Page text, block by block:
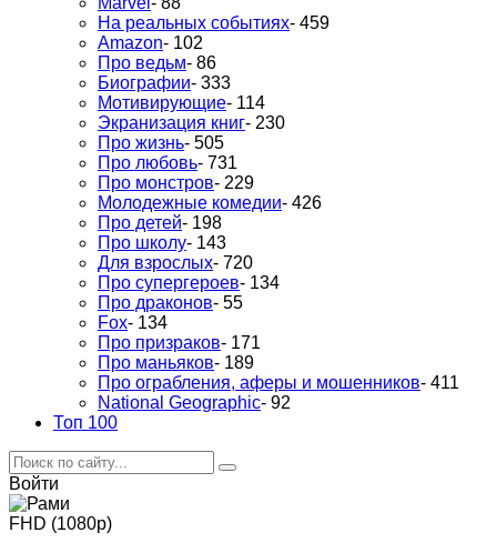
На реальных событиях- 459
Amazon- 102
Про ведьм- 86
Биографии- 333
Мотивирующие- 114
Экранизация книг- 230
Про жизнь- 505
Про любовь- 731
Про монстров- 229
Молодежные комедии- 426
Про детей- 198
Про школу- 143
Для взрослых- 720
Про супергероев- 134
Про драконов- 55
Fox- 134
Про призраков- 171
Про маньяков- 189
Про ограбления, аферы и мошенников- 411
National Geographic- 92
Топ 100
Войти
FHD (1080p)